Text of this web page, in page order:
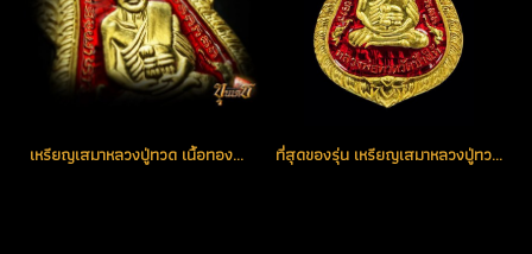
เหรียญเสมาหลวงปู่ทวด เนื้อทองคำลงยาสีแดง หมายเลข 166 (ขายแล้ว) ที่สุดของรุ่น เหรียญเสมาหลวงปู่ทวด เนื้อทองคำลงยา(สีแดง) หมายเลข 1 รุ่น เสาร์ห้า มหามงคล ชาติตระกาล 100 ปี อ.ทิม วัดช้างให้ (โชว์อย่างเดียว)